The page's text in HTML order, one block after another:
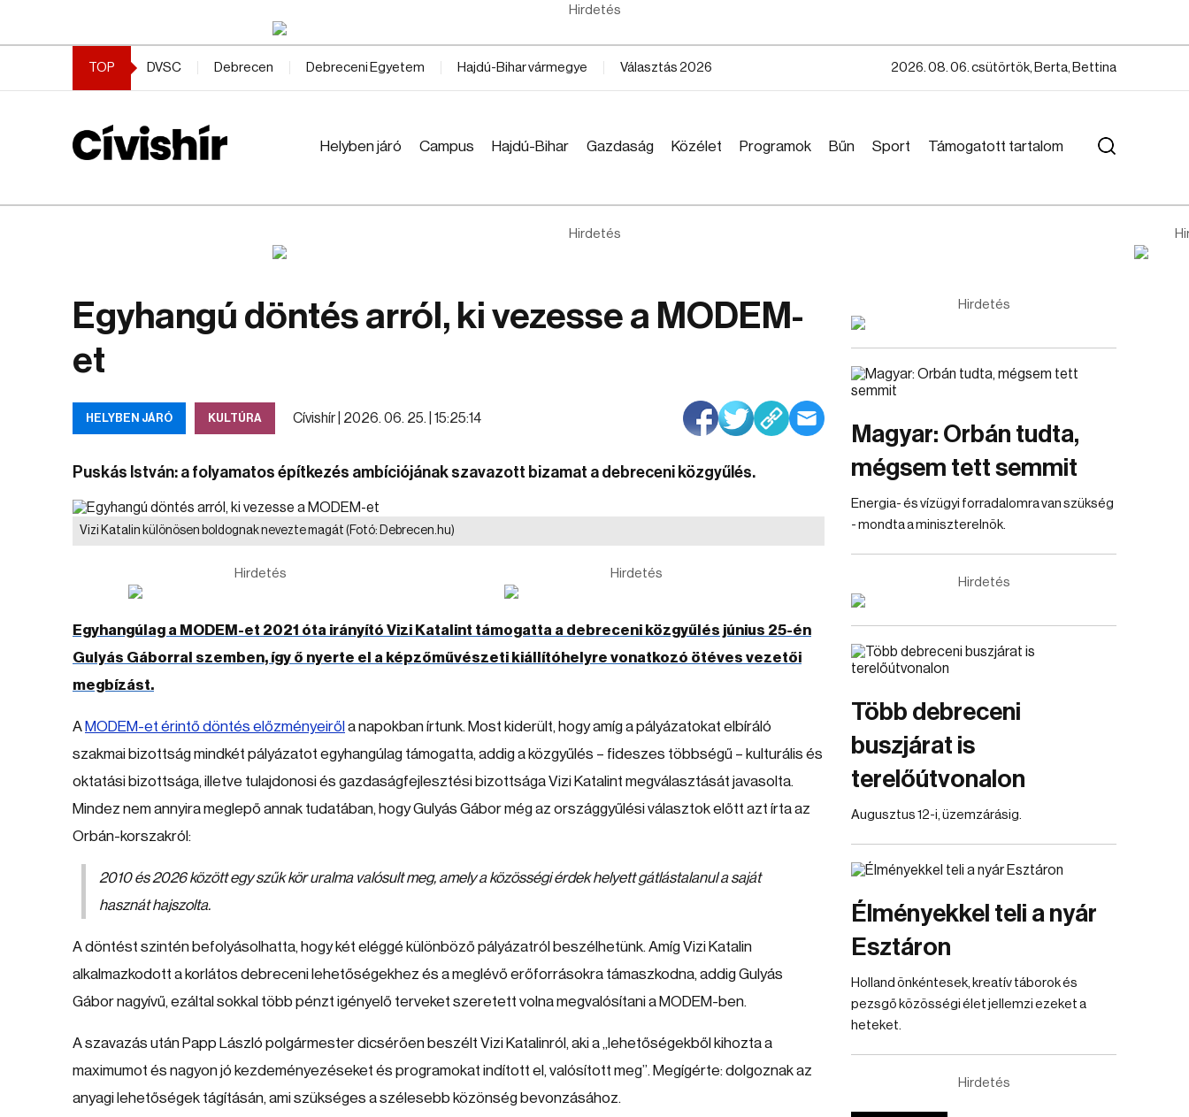
Hirdetés
TOP DVSC Debrecen Debreceni Egyetem Hajdú-Bihar vármegye Választás 2026 2026. 08. 06. csütörtök, Berta, Bettina
Helyben járó Campus Hajdú-Bihar Gazdaság Közélet Programok Bűn Sport Támogatott tartalom
Hirdetés
Egyhangú döntés arról, ki vezesse a MODEM-
et
HELYBEN JÁRÓ KULTÚRA Cívishír | 2026. 06. 25. | 15:25:14
Puskás István: a folyamatos építkezés ambíciójának szavazott bizamat a debreceni közgyűlés.
Vizi Katalin különösen boldognak nevezte magát (Fotó: Debrecen.hu)
Hirdetés Hirdetés
Egyhangúlag a MODEM-et 2021 óta irányító Vizi Katalint támogatta a debreceni közgyűlés június 25-én
Gulyás Gáborral szemben, így ő nyerte el a képzőművészeti kiállítóhelyre vonatkozó ötéves vezetői
megbízást.
A MODEM-et érintő döntés előzményeiről a napokban írtunk. Most kiderült, hogy amíg a pályázatokat elbíráló
szakmai bizottság mindkét pályázatot egyhangúlag támogatta, addig a közgyűlés – fideszes többségű – kulturális és
oktatási bizottsága, illetve tulajdonosi és gazdaságfejlesztési bizottsága Vizi Katalint megválasztását javasolta.
Mindez nem annyira meglepő annak tudatában, hogy Gulyás Gábor még az országgyűlési választok előtt azt írta az
Orbán-korszakról:
2010 és 2026 között egy szűk kör uralma valósult meg, amely a közösségi érdek helyett gátlástalanul a saját
hasznát hajszolta.
A döntést szintén befolyásolhatta, hogy két eléggé különböző pályázatról beszélhetünk. Amíg Vizi Katalin
alkalmazkodott a korlátos debreceni lehetőségekhez és a meglévő erőforrásokra támaszkodna, addig Gulyás
Gábor nagyívű, ezáltal sokkal több pénzt igényelő terveket szeretett volna megvalósítani a MODEM-ben.
A szavazás után Papp László polgármester dicsérően beszélt Vizi Katalinról, aki a „lehetőségekből kihozta a
maximumot és nagyon jó kezdeményezéseket és programokat indított el, valósított meg”. Megígérte: dolgoznak az
anyagi lehetőségek tágításán, ami szükséges a szélesebb közönség bevonzásához.
Hirdetés
Magyar: Orbán tudta,
mégsem tett semmit
Energia- és vízügyi forradalomra van szükség
- mondta a miniszterelnök.
Hirdetés
Több debreceni
buszjárat is
terelőútvonalon
Augusztus 12-i, üzemzárásig.
Élményekkel teli a nyár
Esztáron
Holland önkéntesek, kreatív táborok és
pezsgő közösségi élet jellemzi ezeket a
heteket.
Hirdetés